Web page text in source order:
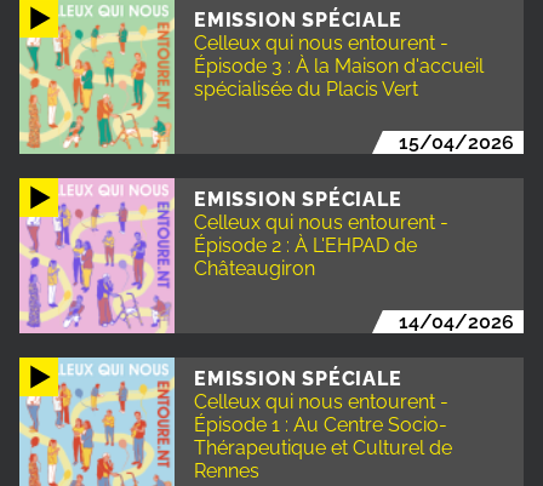
EMISSION SPÉCIALE
Celleux qui nous entourent -
Épisode 3 : À la Maison d'accueil
spécialisée du Placis Vert
15/04/2026
EMISSION SPÉCIALE
Celleux qui nous entourent -
Épisode 2 : À L'EHPAD de
Châteaugiron
14/04/2026
EMISSION SPÉCIALE
Celleux qui nous entourent -
Épisode 1 : Au Centre Socio-
Thérapeutique et Culturel de
Rennes